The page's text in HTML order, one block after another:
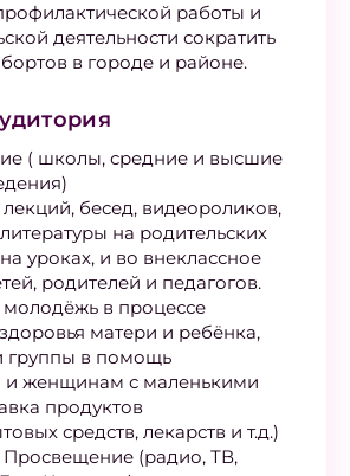
работы и
деятельности сократить
в городе и районе.
( школы, средние и высшие
бесед, видеороликов,
на родительских
уроках, и во внеклассное
родителей и педагогов.
молодёжь в процессе
матери и ребёнка,
группы в помощь
женщинам с маленькими
продуктов
средств, лекарств и т.д.)
Просвещение (радио, ТВ,